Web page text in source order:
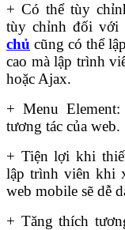
+ Có thể tùy
tùy chỉnh đối
chủ cũng có thể
cao mà lập trình
hoặc Ajax.
+ Menu
tương tác của web.
+ Tiện lợi khi
lập trình viên khi
web mobile sẽ dễ
+ Tăng thích